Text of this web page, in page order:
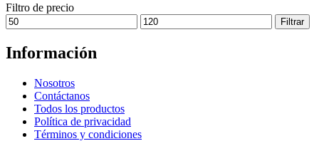
Filtro de precio
Precio
mínimo
Precio
máximo
Filtrar
Información
Nosotros
Contáctanos
Todos los productos
Política de privacidad
Términos y condiciones